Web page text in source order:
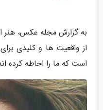
به گزارش مجله عکس،
از واقعیت ها و کلیدی
است که ما را احاطه کرده